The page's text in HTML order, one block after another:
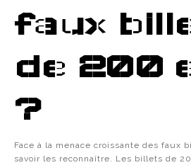
faux
de 200
?
Face à la menace croissante des faux
savoir les reconnaître. Les billets de